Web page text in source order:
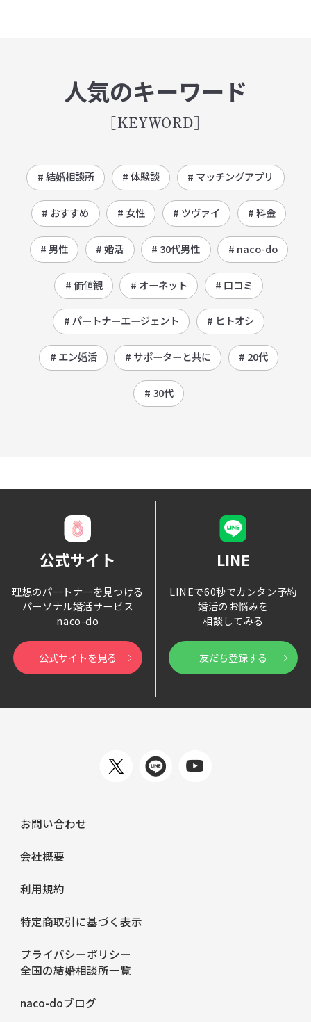
人気のキーワード
[KEYWORD]
# 結婚相談所 # 体験談 # マッチングアプリ
# おすすめ # 女性 # ツヴァイ # 料金
# 男性 # 婚活 # 30代男性 # naco-do
# 価値観 # オーネット # 口コミ
# パートナーエージェント # ヒトオシ
# エン婚活 # サポーターと共に # 20代
# 30代
公式サイト
理想のパートナーを見つける
パーソナル婚活サービス
naco-do
公式サイトを見る
LINE
LINEで60秒でカンタン予約
婚活のお悩みを
相談してみる
友だち登録する
お問い合わせ
会社概要
利用規約
特定商取引に基づく表示
プライバシーポリシー
全国の結婚相談所一覧
naco-doブログ